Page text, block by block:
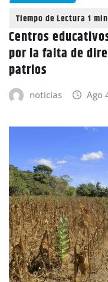
Centros
por la falta de
patrios
noticias Ago